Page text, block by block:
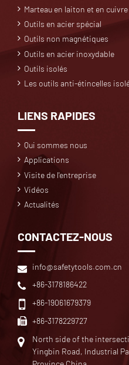
Marteau en laiton et en cuivre
Outils en acier spécial
Outils non magnétiques
Outils en acier inoxydable
Outils isolés
Les outils anti-étincelles
LIENS RAPIDES
Qui sommes nous
Applications
Visite de l'entreprise
Vidéos
Actualités
CONTACTEZ-NOUS
info@safetytools.com.cn
+86-3178186422
+86-19061679379
+86-3178229727
North side of the
Yingbin Road, Industrial